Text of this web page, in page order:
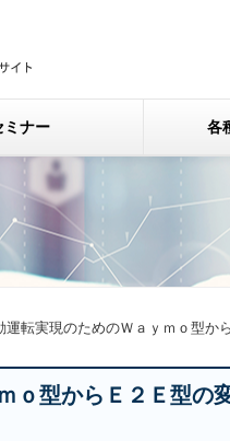
ミナー 各
運転実現のためのＷａｙｍｏ型
ｏ型からＥ２Ｅ型の